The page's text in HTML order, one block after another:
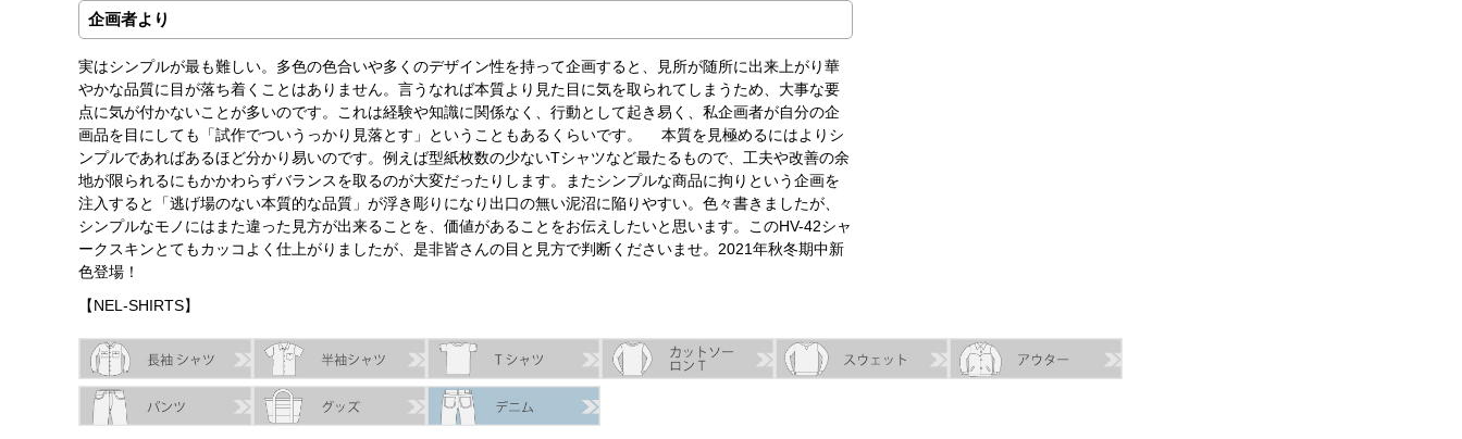
企画者より
実はシンプルが最も難しい。多色の色合いや多くのデザイン性を持って企画すると、見所が随所に出来上がり華
やかな品質に目が落ち着くことはありません。言うなれば本質より見た目に気を取られてしまうため、大事な要
点に気が付かないことが多いのです。これは経験や知識に関係なく、行動として起き易く、私企画者が自分の企
画品を目にしても「試作でついうっかり見落とす」ということもあるくらいです。 本質を見極めるにはよりシ
ンプルであればあるほど分かり易いのです。例えば型紙枚数の少ないTシャツなど最たるもので、工夫や改善の余
地が限られるにもかかわらずバランスを取るのが大変だったりします。またシンプルな商品に拘りという企画を
注入すると「逃げ場のない本質的な品質」が浮き彫りになり出口の無い泥沼に陥りやすい。色々書きましたが、
シンプルなモノにはまた違った見方が出来ることを、価値があることをお伝えしたいと思います。このHV-42シャ
ークスキンとてもカッコよく仕上がりましたが、是非皆さんの目と見方で判断くださいませ。2021年秋冬期中新
色登場！
【NEL-SHIRTS】